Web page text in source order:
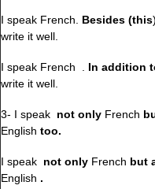
I speak French. Besides (this
write it well.
I speak French . In addition
write it well.
3- I speak not only French
English too.
I speak not only French but
English .